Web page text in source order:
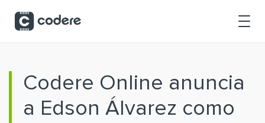
Codere Online anuncia
a Edson Álvarez como